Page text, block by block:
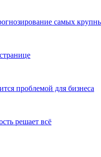
самых
проблемой для бизнеса
решает всё